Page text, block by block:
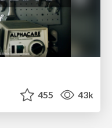
455 43k